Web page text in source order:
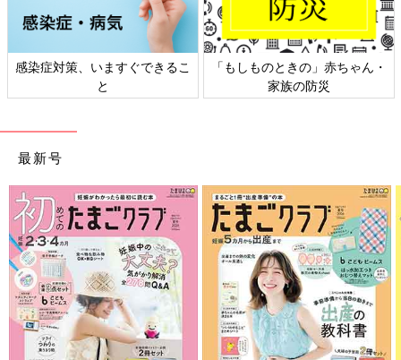
感染症対策、いますぐできるこ
と
「もしものときの」赤ちゃん・
家族の防災
最新号